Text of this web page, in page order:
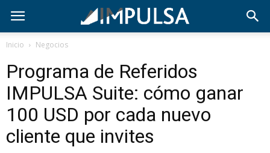
Inicio Negocios
Programa de Referidos
IMPULSA Suite: cómo ganar
100 USD por cada nuevo
cliente que invites